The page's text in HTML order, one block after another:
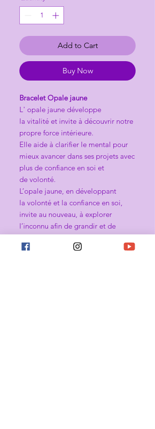
Add to Cart
Buy Now
Bracelet Opale jaune
L' opale jaune développe
la vitalité et invite à découvrir notre
propre force intérieure.
Elle aide à clarifier le mental pour
mieux avancer dans ses projets avec
plus de confiance en soi et
de volonté.
L’opale jaune, en développant
la volonté et la confiance en soi,
invite au nouveau, à explorer
l’inconnu afin de grandir et de
tendre vers le bien-être.